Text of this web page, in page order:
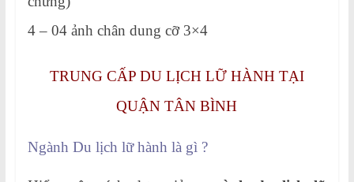
4 – 04 ảnh chân dung cỡ 3×4
TRUNG CẤP DU LỊCH LỮ HÀNH TẠI
QUẬN TÂN BÌNH
Ngành Du lịch lữ hành là gì ?